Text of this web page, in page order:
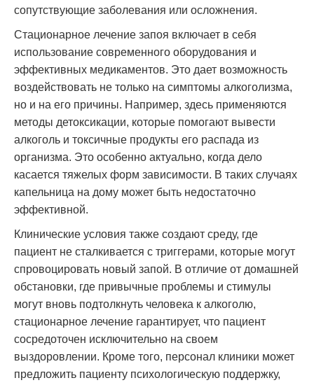
сопутствующие заболевания или осложнения.
Стационарное лечение запоя включает в себя
использование современного оборудования и
эффективных медикаментов. Это дает возможность
воздействовать не только на симптомы алкоголизма,
но и на его причины. Например, здесь применяются
методы детоксикации, которые помогают вывести
алкоголь и токсичные продукты его распада из
организма. Это особенно актуально, когда дело
касается тяжелых форм зависимости. В таких случаях
капельница на дому может быть недостаточно
эффективной.
Клинические условия также создают среду, где
пациент не сталкивается с триггерами, которые могут
спровоцировать новый запой. В отличие от домашней
обстановки, где привычные проблемы и стимулы
могут вновь подтолкнуть человека к алкоголю,
стационарное лечение гарантирует, что пациент
сосредоточен исключительно на своем
выздоровлении. Кроме того, персонал клиники может
предложить пациенту психологическую поддержку,